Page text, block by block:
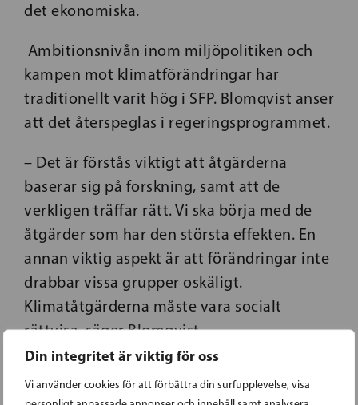
Din integritet är viktig för oss
Vi använder cookies för att förbättra din surfupplevelse, visa
det ekonomiska.
Ambitionsnivån inom miljöpolitiken och
kampen mot klimatförändringar har
traditionellt varit hög i SFP. Blomqvist anser
att det återspeglas i regeringsprogrammet.
– Det är förstås viktigt att åtgärderna
baserar sig på forskning, samt att de
verkligen träffar rätt. Vi ska börja med de
åtgärder som har den största effekten. En
annan viktig aspekt är att förändringar inte
drabbar vissa grupper oskäligt.
Klimatåtgärderna måste vara socialt
rättvisa, säger Blomqvist.
De samhällsförändringar klimatkrisen för
med sig är inte heller enbart negativa,